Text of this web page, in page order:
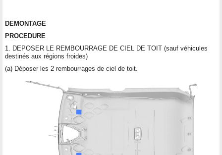
DEMONTAGE
PROCEDURE
1. DEPOSER LE REMBOURRAGE DE CIEL DE TOIT (sauf véhicules
destinés aux régions froides)
(a) Déposer les 2 rembourrages de ciel de toit.